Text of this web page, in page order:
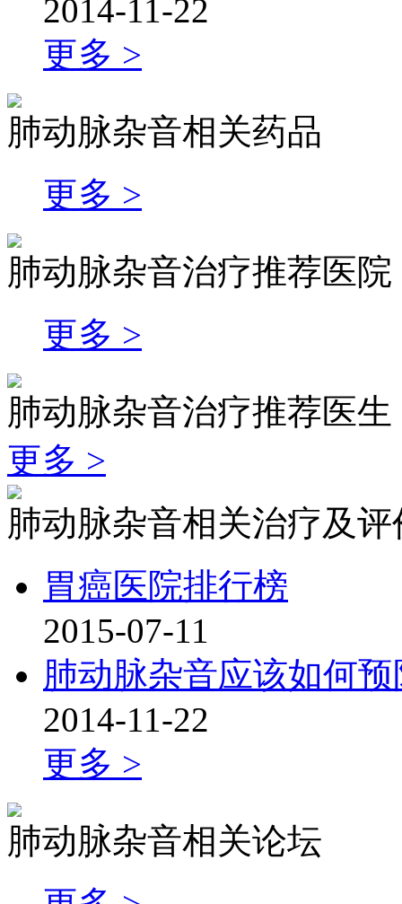
2014-11-22
更多 >
肺动脉杂音相关药品
更多 >
肺动脉杂音治疗推荐医院
更多 >
肺动脉杂音治疗推荐医生
更多 >
肺动脉杂音相关治疗及
胃癌医院排行榜
2015-07-11
肺动脉杂音应该如何预
2014-11-22
更多 >
肺动脉杂音相关论坛